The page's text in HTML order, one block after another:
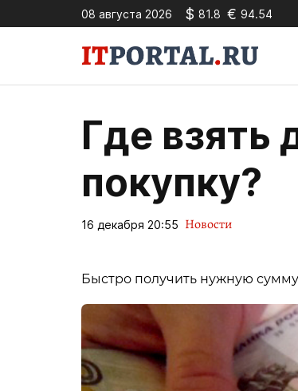
08 августа 2026 $ 81.8 € 94.54
Где взять
покупку?
16 декабря 20:55 Новости
Быстро получить нужную